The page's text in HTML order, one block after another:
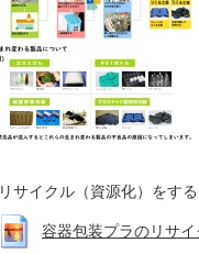
リサイクル（資源化）をす
容器包装プラのリサ